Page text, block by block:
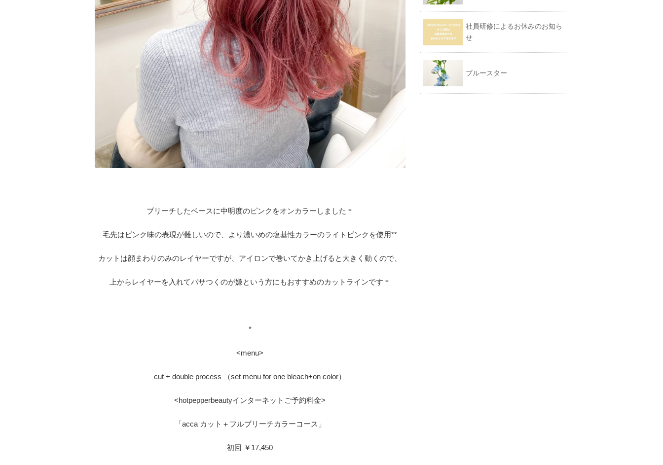
ブリーチしたベースに中明度のピンクをオンカラーしました＊
毛先はピンク味の表現が難しいので、より濃いめの塩基性カラーのライトピンクを使用**
カットは顔まわりのみのレイヤーですが、アイロンで巻いてかき上げると大きく動くので、
上からレイヤーを入れてパサつくのが嫌という方にもおすすめのカットラインです＊
*
<menu>
cut + double process （set menu for one bleach+on color）
<hotpepperbeautyインターネットご予約料金>
「acca カット＋フルブリーチカラーコース 」
初回 ￥17,450
社員研修によるお休みのお知ら
せ
ブルースター